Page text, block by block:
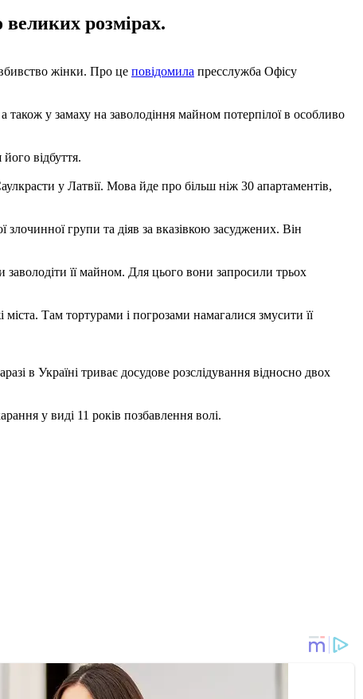
великих розмірах.
вбивство жінки. Про це повідомила пресслужба Офісу
також у замаху на заволодіння майном потерпілої в особливо
відбуття.
у Латвії. Мова йде про більш ніж 30 апартаментів,
групи та діяв за вказівкою засуджених. Він
заволодіти її майном. Для цього вони запросили трьох
Там тортурами і погрозами намагалися змусити її
в Україні триває досудове розслідування відносно двох
у виді 11 років позбавлення волі.